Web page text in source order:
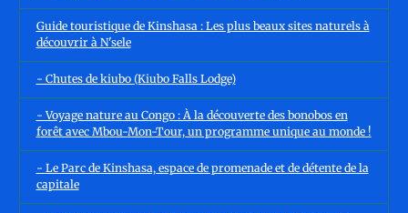
Guide touristique de Kinshasa : Les plus beaux sites naturels à
découvrir à N'sele
- Chutes de kiubo (Kiubo Falls Lodge)
- Voyage nature au Congo : À la découverte des bonobos en
forêt avec Mbou-Mon-Tour, un programme unique au monde !
- Le Parc de Kinshasa, espace de promenade et de détente de la
capitale